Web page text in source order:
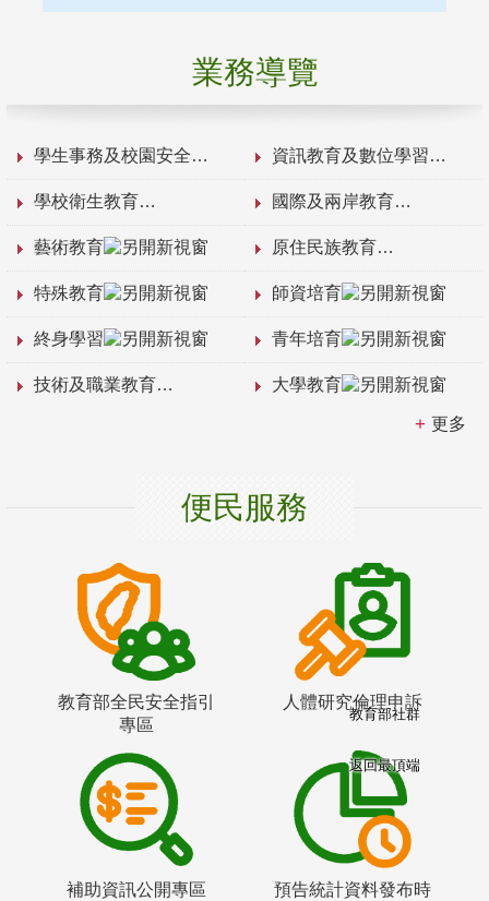
業務導覽
學生事務及校園安全 資訊教育及數位學習
學校衛生教育 國際及兩岸教育
藝術教育 原住民族教育
特殊教育 師資培育
終身學習 青年培育
技術及職業教育 大學教育
更多
便民服務
教育部全民安全指引
專區
人體研究倫理申訴
補助資訊公開專區
預告統計資料發布時
教育部社群
返回最頂端